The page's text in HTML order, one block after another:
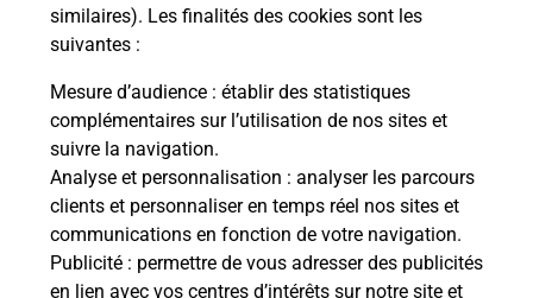
similaires). Les finalités des cookies sont les
suivantes :
Mesure d’audience : établir des statistiques
complémentaires sur l’utilisation de nos sites et
suivre la navigation.
Analyse et personnalisation : analyser les parcours
clients et personnaliser en temps réel nos sites et
communications en fonction de votre navigation.
Publicité : permettre de vous adresser des publicités
en lien avec vos centres d’intérêts sur notre site et
Prochaine collecte du courrierlundià 09h00
28 Rue De La Mairie
23400 Bosmoreau Les Mines
Itinéraire
Le lien s'ouvre dans un nouvel onglet